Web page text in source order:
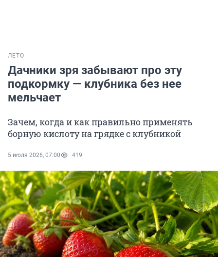
ЛЕТО
Дачники зря забывают про эту
подкормку — клубника без нее
мельчает
Зачем, когда и как правильно применять
борную кислоту на грядке с клубникой
5 июля 2026, 07:00 419